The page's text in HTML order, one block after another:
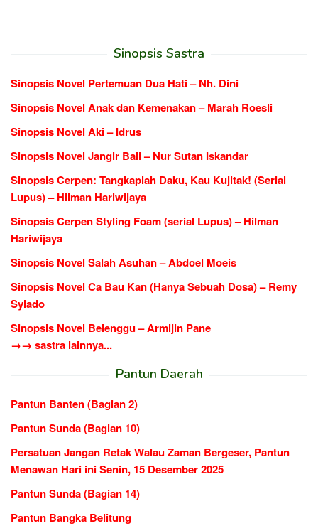
Sinopsis Sastra
Sinopsis Novel Pertemuan Dua Hati – Nh. Dini
Sinopsis Novel Anak dan Kemenakan – Marah Roesli
Sinopsis Novel Aki – Idrus
Sinopsis Novel Jangir Bali – Nur Sutan Iskandar
Sinopsis Cerpen: Tangkaplah Daku, Kau Kujitak! (Serial
Lupus) – Hilman Hariwijaya
Sinopsis Cerpen Styling Foam (serial Lupus) – Hilman
Hariwijaya
Sinopsis Novel Salah Asuhan – Abdoel Moeis
Sinopsis Novel Ca Bau Kan (Hanya Sebuah Dosa) – Remy
Sylado
Sinopsis Novel Belenggu – Armijin Pane
→→ sastra lainnya...
Pantun Daerah
Pantun Banten (Bagian 2)
Pantun Sunda (Bagian 10)
Persatuan Jangan Retak Walau Zaman Bergeser, Pantun
Menawan Hari ini Senin, 15 Desember 2025
Pantun Sunda (Bagian 14)
Pantun Bangka Belitung